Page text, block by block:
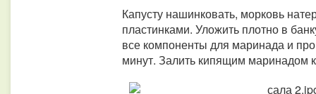
Капусту нашинковать, морковь
пластинками. Уложить плотно в
все компоненты для маринада и
минут. Залить кипящим маринадом